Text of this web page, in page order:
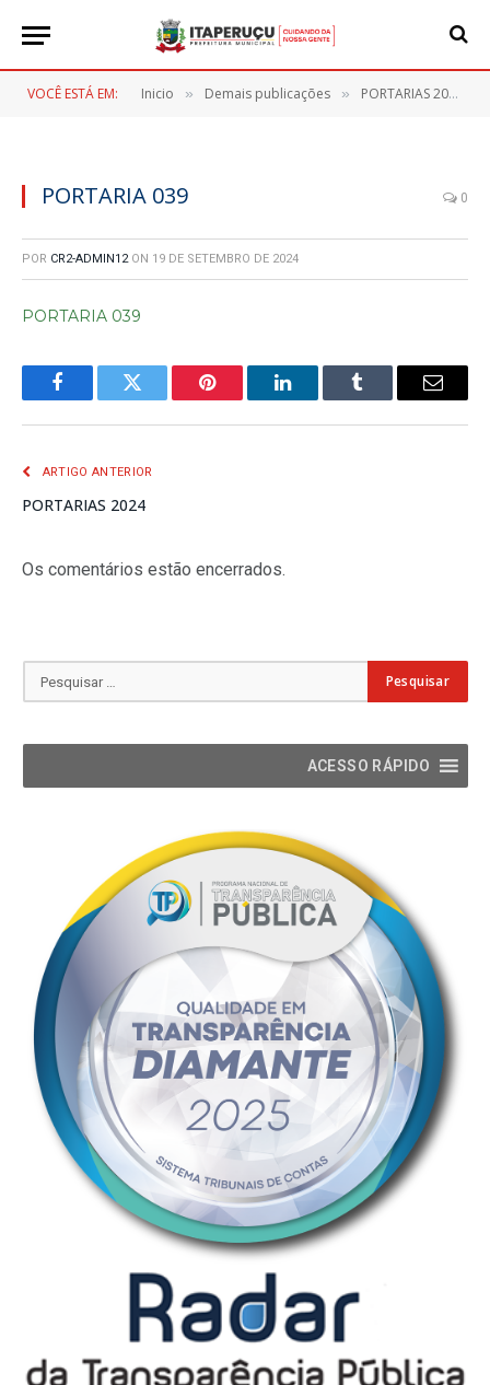
VOCÊ ESTÁ EM: Inicio » Demais publicações » PORTARIAS 2024
PORTARIA 039 0
POR CR2-ADMIN12 ON 19 DE SETEMBRO DE 2024
PORTARIA 039
FacebookTwitter Pinterest LinkedInTumblr
E-
ARTIGO ANTERIOR
PORTARIAS 2024
Os comentários estão encerrados.
ACESSO RÁPIDO